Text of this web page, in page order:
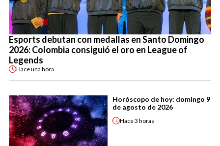
Esports debutan con medallas en Santo Domingo
2026: Colombia consiguió el oro en League of
Legends
Haceuna hora
Horóscopo de hoy: domingo 9
de agosto de 2026
Hace3 horas